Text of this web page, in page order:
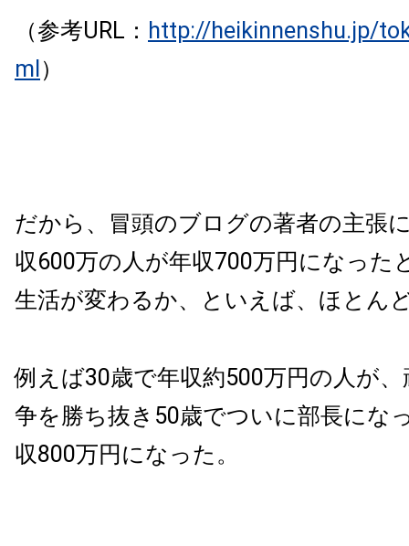
（参考URL： http://heikinnenshu.jp/
ml ）
だから、冒頭のブログの著者の主張
収600万の人が年収700万円になった
生活が変わるか、といえば、ほとん
例えば30歳で年収約500万円の人が
争を勝ち抜き50歳でついに部長にな
収800万円になった。